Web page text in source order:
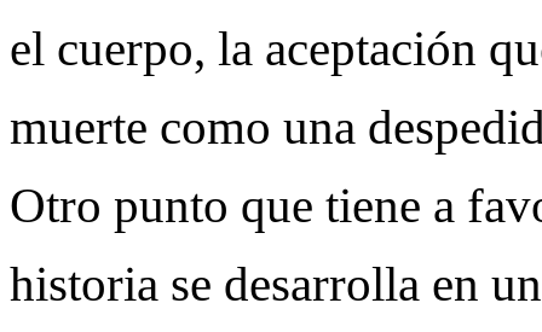
el cuerpo, la aceptación
muerte como una
Otro punto que tiene a
historia se desarrolla en